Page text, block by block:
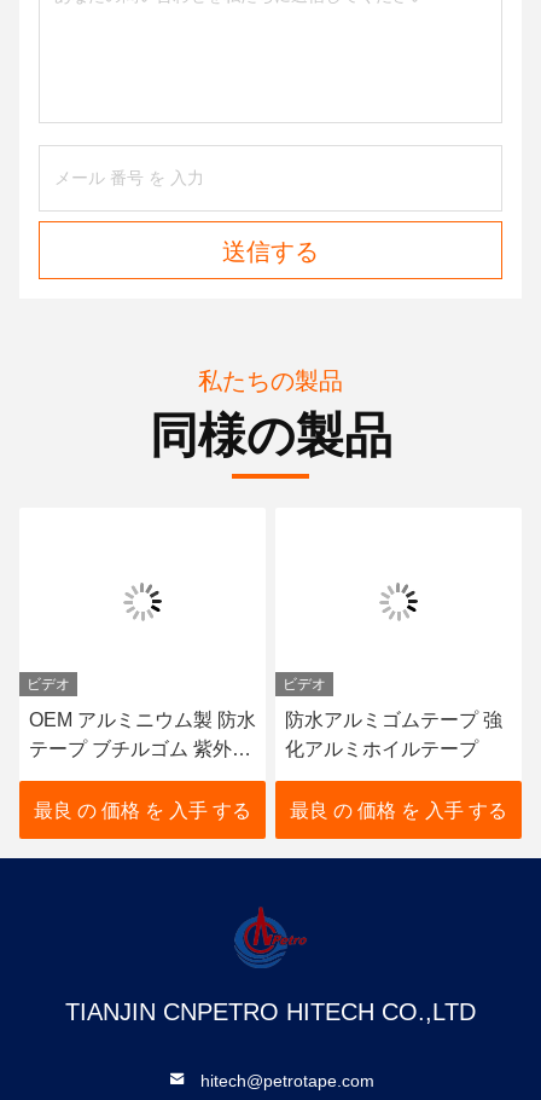
送信する
私たちの製品
同様の製品
ビデオ
OEM アルミニウム製 防水
テープ ブチルゴム 紫外線
耐性
最良 の 価格 を 入手 する
ビデオ
防水アルミゴムテープ 強
化アルミホイルテープ
最良 の 価格 を 入手 する
TIANJIN CNPETRO HITECH CO.,LTD
hitech@petrotape.com